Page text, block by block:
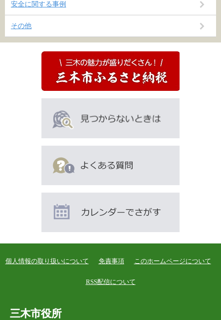
安全に関する事例
その他
個人情報の取り扱いについて 免責事項 このホームページについて
RSS配信について
三木市役所